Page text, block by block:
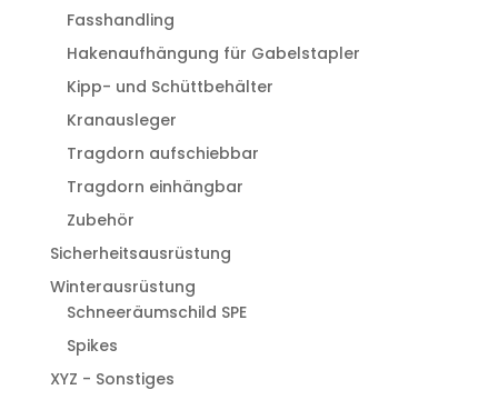
Fasshandling
Hakenaufhängung für Gabelstapler
Kipp- und Schüttbehälter
Kranausleger
Tragdorn aufschiebbar
Tragdorn einhängbar
Zubehör
Sicherheitsausrüstung
Winterausrüstung
Schneeräumschild SPE
Spikes
XYZ - Sonstiges